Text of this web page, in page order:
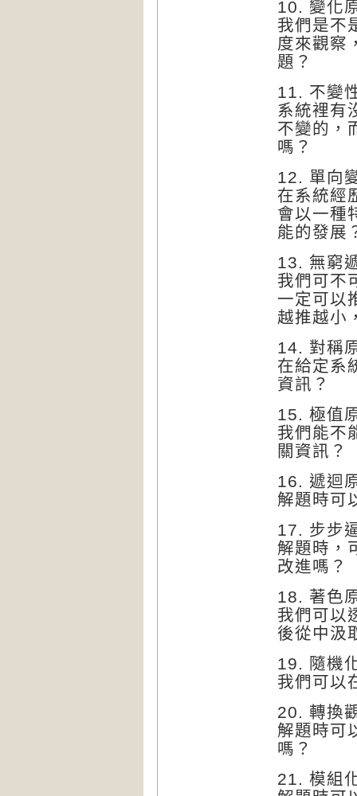
10. 變化
我們是不
度來觀察
題？
11. 不變
系統裡有
不變的，
嗎？
12. 單向
在系統經
會以一種
能的發展
13. 無窮
我們可不
一定可以
越推越小
14. 對稱
在給定系
資訊？
15. 極值
我們能不
關資訊？
16. 遞迴
解題時可
17. 步步
解題時，
改進嗎？
18. 著色
我們可以
後從中汲
19. 隨機
我們可以
20. 轉換
解題時可
嗎？
21. 模組